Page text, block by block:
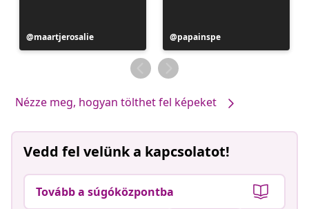
Bejegyzés
közzétevője
maartjerosalie
Bejegyzés
közzétevője
papainspe
Nézze meg, hogyan tölthet fel képeket
Vedd fel velünk a kapcsolatot!
Tovább a súgóközpontba